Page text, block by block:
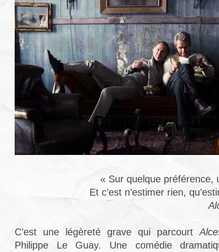
« Sur quelque préférence,
Et c’est n’estimer rien,
C’est une légèreté grave qui parcourt
Philippe Le Guay. Une comédie